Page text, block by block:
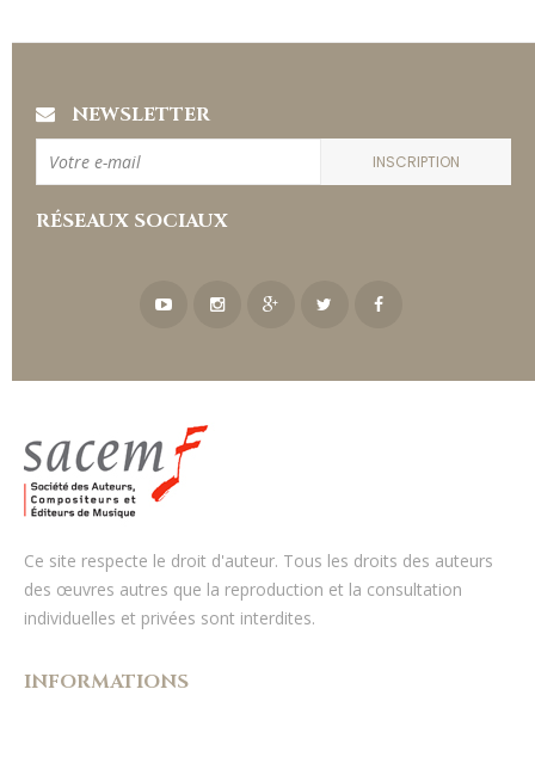
NEWSLETTER
INSCRIPTION
RÉSEAUX SOCIAUX
Ce site respecte le droit d'auteur. Tous les droits des auteurs
des œuvres autres que la reproduction et la consultation
individuelles et privées sont interdites.
INFORMATIONS